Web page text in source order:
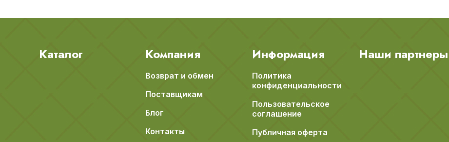
Каталог Компания
Возврат и обмен
Поставщикам
Блог
Контакты
Информация
Политика
конфиденциальности
Пользовательское
соглашение
Публичная оферта
Наши партнеры